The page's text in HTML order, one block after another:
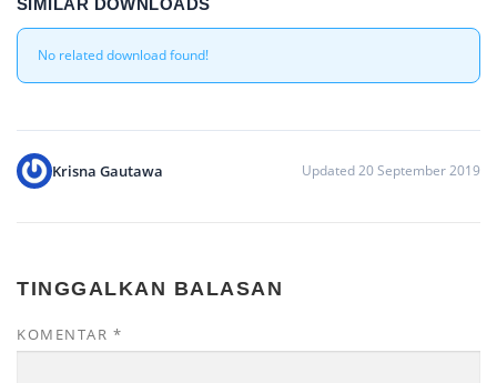
SIMILAR DOWNLOADS
No related download found!
Krisna Gautawa Updated 20 September 2019
TINGGALKAN BALASAN
KOMENTAR *